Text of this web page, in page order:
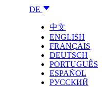
DE
中文
ENGLISH
FRANÇAIS
DEUTSCH
PORTUGUÊS
ESPAÑOL
РУССКИЙ